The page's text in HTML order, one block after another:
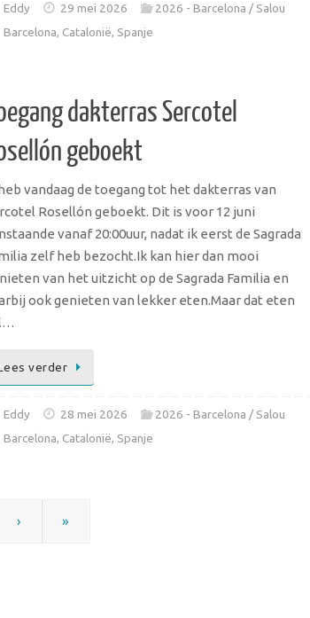
Eddy 29 mei 2026
2026 - Barcelona / Salou
Barcelona, Catalonië, Spanje
dakterras Sercotel
geboekt
vandaag de toegang tot het dakterras van
Rosellón geboekt. Dit is voor 12 juni
vanaf 20:00uur, nadat ik eerst de Sagrada
zelf heb bezocht.Ik kan hier dan mooi
van het uitzicht op de Sagrada Familia en
ook genieten van lekker eten.Maar dat eten
verder
Eddy 28 mei 2026
2026 - Barcelona / Salou
Barcelona, Catalonië, Spanje
› »